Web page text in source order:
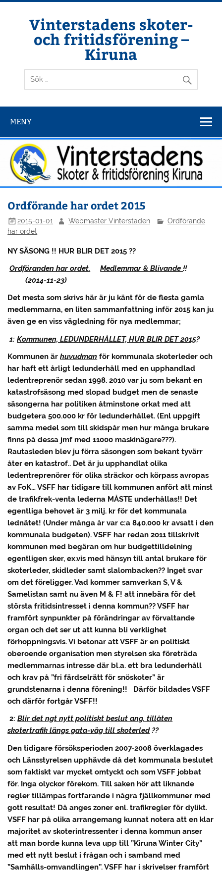
Hoppa
Vinterstadens skoter-
och fritidsförening –
Kiruna
Din ljuslykta i vintermörkret
MENY
Ordförande har ordet 2015
2015-01-01 Webmaster Vinterstaden
Ordförande
har ordet
NY SÄSONG !! HUR BLIR DET 2015 ??
Ordföranden har ordet.
Medlemmar & Blivande!!
(2014-11-23)
Det mesta som skrivs här är ju känt för de flesta gamla
medlemmarna, en liten sammanfattning inför 2015 kan ju
även ge en viss vägledning för nya medlemmar;
1:Kommunen, LEDUNDERHÅLLET, HUR BLIR DET 2015?
Kommunen ärhuvudman för kommunala skoterleder och
har haft ett årligt ledunderhåll med en upphandlad
ledentreprenör sedan 1998. 2010 var ju som bekant en
katastrofsäsong med slopad budget men de senaste
säsongerna har politiken åtminstone orkat med att
budgetera 500.000 kr för ledunderhållet. (Enl uppgift
samma medel som till skidspår men hur många brukare
finns på dessa jmf med 11000 maskinägare???).
Rautasleden blev ju förra säsongen som bekant tyvärr
åter en katastrof.. Det är ju upphandlat olika
ledentreprenörer för olika sträckor och körpass avropas
av FoK… VSFF har tidigare till kommunen anfört att minst
de trafikfrek-venta lederna MÅSTE underhållas!! Det
egentliga behovet är 3 milj. kr för det kommunala
lednätet! (Under många år var c:a 840.000 kr avsatt i den
kommunala budgeten). VSFF har redan 2011 tillskrivit
kommunen med begäran om hur budgettilldelning
egentligen sker, ex.vis med hänsyn till antal brukare för
skoterleder, skidleder samt slalombacken?? Inget svar
om det föreligger. Vad kommer samverkan S, V &
Samelistan samt nu även M & F! att innebära för det
största fritidsintresset i denna kommun?? VSFF har
framfört synpunkter på förändringar av förvaltande
organ och det ser ut att kunna bli verklighet
förhoppningsvis. Vi betonar att VSFF är en politiskt
oberoende organisation men styrelsen ska företräda
medlemmarnas intresse där bl.a. ett bra ledunderhåll
och krav på ”fri färdselrätt för snöskoter” är
grundstenarna i denna förening!! Därför bildades VSFF
och därför fortgår VSFF!!
2:Blir det ngt nytt politiskt beslut ang. tillåten
skotertrafik längs gata-väg till skoterled??
Den tidigare försöksperioden 2007-2008 överklagades
och Länsstyrelsen upphävde då det kommunala beslutet
som faktiskt var mycket omtyckt och som VSFF jobbat
för. Inga olyckor förekom. Till saken hör att liknande
regler tillämpas fortfarande i några fjällkommuner med
gott resultat! Då anges zoner enl. trafikregler för dylikt.
VSFF har på olika arrangemang kunnat notera att en klar
majoritet av skoterintressenter i denna kommun anser
att man borde kunna leva upp till ”Kiruna Winter City”
med ett nytt beslut i frågan och i samband med
”Samhälls-omvandlingen”. VSFF har i skrivelser framfört